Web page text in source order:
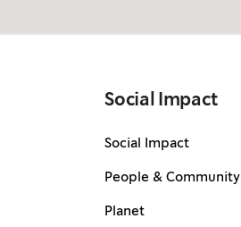
Social Impact
Social Impact
People & Community
Planet